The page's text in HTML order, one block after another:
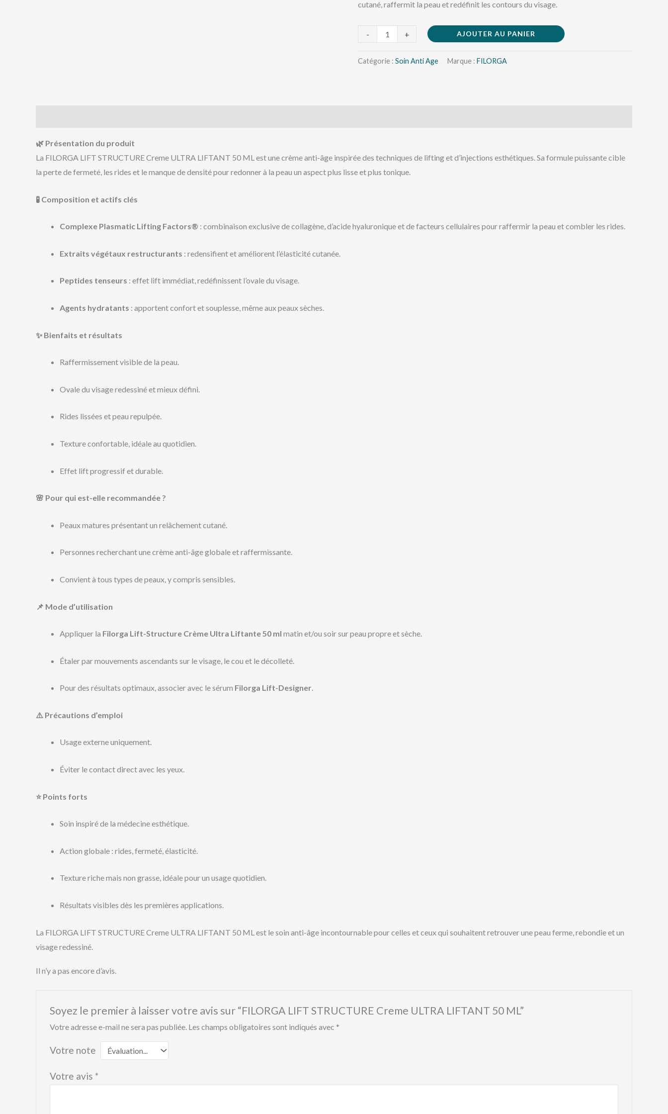
cutané, raffermit la peau et redéfinit les contours du visage.
- + AJOUTER AU PANIER
Catégorie : Soin Anti Age Marque : FILORGA
🌿 Présentation du produit
La FILORGA LIFT STRUCTURE Creme ULTRA LIFTANT 50 ML est une crème anti-âge inspirée des techniques de lifting et d’injections esthétiques. Sa formule puissante cible
la perte de fermeté, les rides et le manque de densité pour redonner à la peau un aspect plus lisse et plus tonique.
🧪 Composition et actifs clés
Complexe Plasmatic Lifting Factors® : combinaison exclusive de collagène, d’acide hyaluronique et de facteurs cellulaires pour raffermir la peau et combler les rides.
Extraits végétaux restructurants : redensifient et améliorent l’élasticité cutanée.
Peptides tenseurs : effet lift immédiat, redéfinissent l’ovale du visage.
Agents hydratants : apportent confort et souplesse, même aux peaux sèches.
✨ Bienfaits et résultats
Raffermissement visible de la peau.
Ovale du visage redessiné et mieux défini.
Rides lissées et peau repulpée.
Texture confortable, idéale au quotidien.
Effet lift progressif et durable.
🌸 Pour qui est-elle recommandée ?
Peaux matures présentant un relâchement cutané.
Personnes recherchant une crème anti-âge globale et raffermissante.
Convient à tous types de peaux, y compris sensibles.
📌 Mode d’utilisation
Appliquer la Filorga Lift-Structure Crème Ultra Liftante 50 ml matin et/ou soir sur peau propre et sèche.
Étaler par mouvements ascendants sur le visage, le cou et le décolleté.
Pour des résultats optimaux, associer avec le sérum Filorga Lift-Designer.
⚠️ Précautions d’emploi
Usage externe uniquement.
Éviter le contact direct avec les yeux.
⭐ Points forts
Soin inspiré de la médecine esthétique.
Action globale : rides, fermeté, élasticité.
Texture riche mais non grasse, idéale pour un usage quotidien.
Résultats visibles dès les premières applications.
La FILORGA LIFT STRUCTURE Creme ULTRA LIFTANT 50 ML est le soin anti-âge incontournable pour celles et ceux qui souhaitent retrouver une peau ferme, rebondie et un
visage redessiné.
Il n’y a pas encore d’avis.
Soyez le premier à laisser votre avis sur “FILORGA LIFT STRUCTURE Creme ULTRA LIFTANT 50 ML”
Votre adresse e-mail ne sera pas publiée. Les champs obligatoires sont indiqués avec *
Votre note
Votre avis *